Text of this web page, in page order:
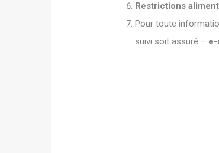
Restrictions
Pour toute
suivi soit assuré – e-